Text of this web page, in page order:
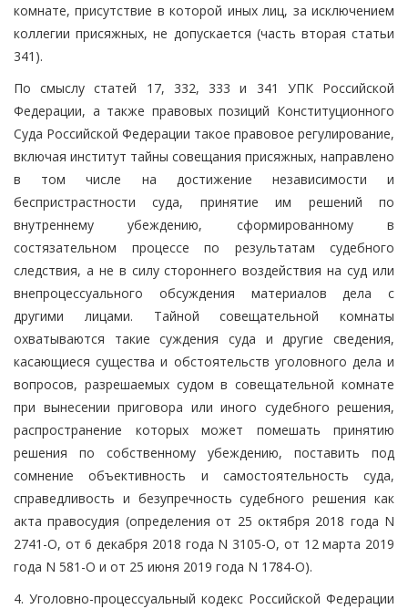
комнате, присутствие в которой иных лиц, за исключением
коллегии присяжных, не допускается (часть вторая статьи
341).
По смыслу статей 17, 332, 333 и 341 УПК Российской
Федерации, а также правовых позиций Конституционного
Суда Российской Федерации такое правовое регулирование,
включая институт тайны совещания присяжных, направлено
в том числе на достижение независимости и
беспристрастности суда, принятие им решений по
внутреннему убеждению, сформированному в
состязательном процессе по результатам судебного
следствия, а не в силу стороннего воздействия на суд или
внепроцессуального обсуждения материалов дела с
другими лицами. Тайной совещательной комнаты
охватываются такие суждения суда и другие сведения,
касающиеся существа и обстоятельств уголовного дела и
вопросов, разрешаемых судом в совещательной комнате
при вынесении приговора или иного судебного решения,
распространение которых может помешать принятию
решения по собственному убеждению, поставить под
сомнение объективность и самостоятельность суда,
справедливость и безупречность судебного решения как
акта правосудия (определения от 25 октября 2018 года N
2741-О, от 6 декабря 2018 года N 3105-О, от 12 марта 2019
года N 581-О и от 25 июня 2019 года N 1784-О).
4. Уголовно-процессуальный кодекс Российской Федерации